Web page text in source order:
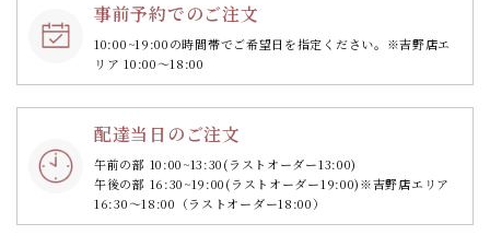
事前予約でのご注文
10:00~19:00の時間帯でご希望日を指定ください。 ※吉野店エ
リア 10:00～18:00
配達当日のご注文
午前の部 10:00~13:30(ラストオーダー13:00)
午後の部 16:30~19:00(ラストオーダー19:00)※吉野店エリア
16:30～18:00（ラストオーダー18:00）